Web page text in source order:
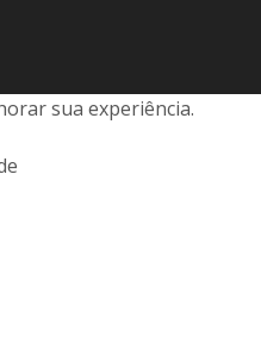
sua experiência.